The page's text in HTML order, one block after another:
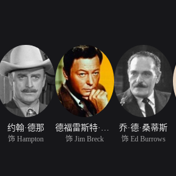
约翰·德那
饰 Hampton 饰 Jim Breck
乔·德·桑蒂斯
饰 Ed Burrows